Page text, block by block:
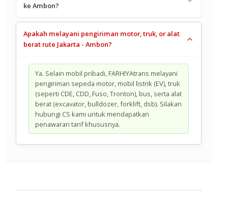
ke Ambon?
Apakah melayani pengiriman motor, truk, or alat
berat rute Jakarta - Ambon?
Ya. Selain mobil pribadi, FARHIYAtrans melayani
pengiriman sepeda motor, mobil listrik (EV), truk
(seperti CDE, CDD, Fuso, Tronton), bus, serta alat
berat (excavator, bulldozer, forklift, dsb). Silakan
hubungi CS kami untuk mendapatkan
penawaran tarif khususnya.